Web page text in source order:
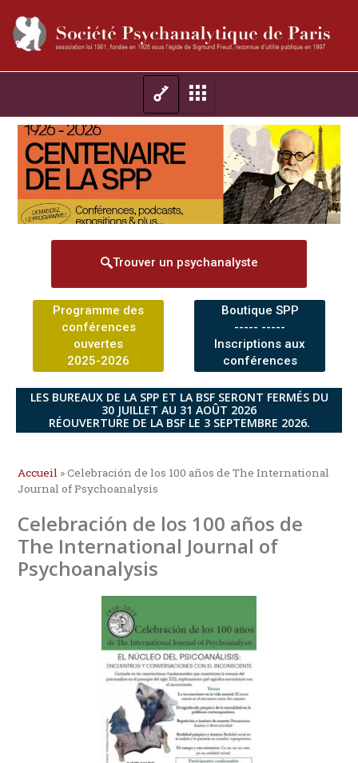
Trouver un psychanalyste
Programme des
conférences
ouvertes
2025-2026
Boutique SPP
----- -----
Inscriptions aux
conférences
LES BUREAUX DE LA SPP ET LA BSF SERONT FERMÉS DU
30 JUILLET AU 31 AOÛT 2026
RÉOUVERTURE DE LA BSF LE 3 SEPTEMBRE 2026.
Accueil »Celebración de los 100 años de The International
Journal of Psychoanalysis
Celebración de los 100 años de
The International Journal of
Psychoanalysis